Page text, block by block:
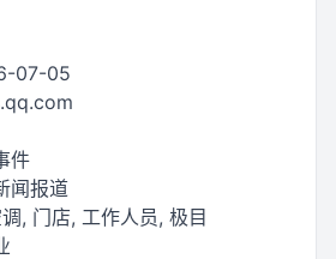
07-05
件
闻报道
, 门店, 工作人员, 极目